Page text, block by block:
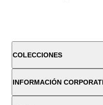
COLECCIONES
INFORMACIÓN